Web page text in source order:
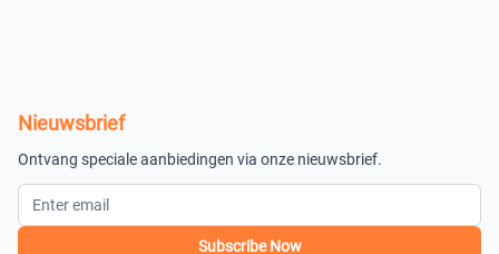
Nieuwsbrief
Ontvang speciale aanbiedingen via onze nieuwsbrief.
Subscribe Now